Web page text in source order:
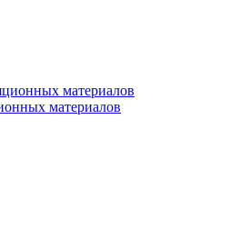
материалов
материалов